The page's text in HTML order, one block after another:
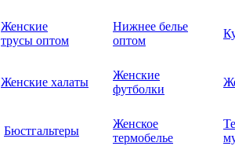
Женские
трусы оптом
Нижнее белье
оптом
Женские халаты
Женские
футболки
Бюстгальтеры
Женское
термобелье